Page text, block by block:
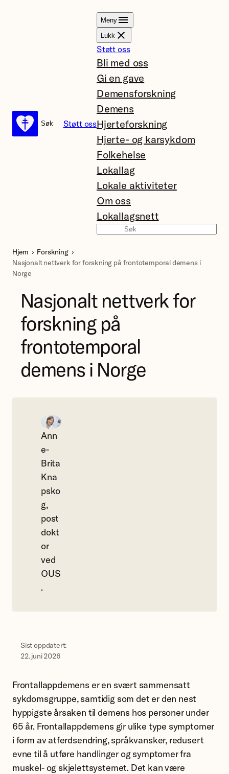
Søk
Søk Støtt oss
Meny
Lukk
Støtt oss
Bli med oss
Gi en gave
Demensforskning
Demens
Hjerteforskning
Hjerte- og karsykdom
Folkehelse
Lokallag
Lokale aktiviteter
Om oss
Lokallagsnett
Hjem
Forskning
Nasjonalt nettverk for forskning på frontotemporal demens i
Norge
Nasjonalt nettverk for
forskning på
frontotemporal
demens i Norge
Ann
e-
Brita
Kna
psko
g,
post
dokt
or
ved
OUS
.
Sist oppdatert:
22. juni 2026
Frontallappdemens er en svært sammensatt
sykdomsgruppe, samtidig som det er den nest
hyppigste årsaken til demens hos personer under
65 år. Frontallappdemens gir ulike type symptomer
i form av atferdsendring, språkvansker, redusert
evne til å utføre handlinger og symptomer fra
muskel- og skjelettsystemet. Det kan være